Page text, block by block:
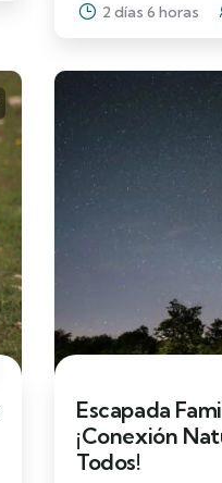
2 días 6 horas
Escapada
¡Conexión
Todos!